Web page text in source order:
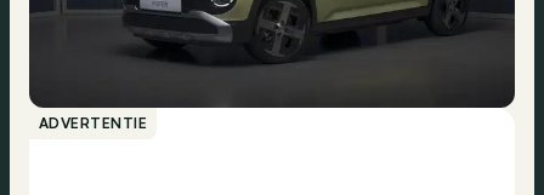
ADVERTENTIE